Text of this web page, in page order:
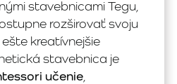
stavebnicami Tegu,
rozširovať svoju
kreatívnejšie
stavebnica je
učenie